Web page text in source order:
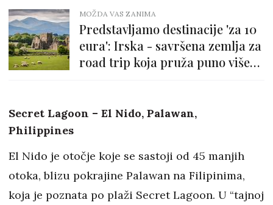
MOŽDA VAS ZANIMA
Predstavljamo destinacije 'za 10
eura': Irska - savršena zemlja za
road trip koja pruža puno više
Secret Lagoon – El Nido, Palawan,
Philippines
El Nido je otočje koje se sastoji od 45 manjih
otoka, blizu pokrajine Palawan na Filipinima,
koja je poznata po plaži Secret Lagoon. U “tajnoj